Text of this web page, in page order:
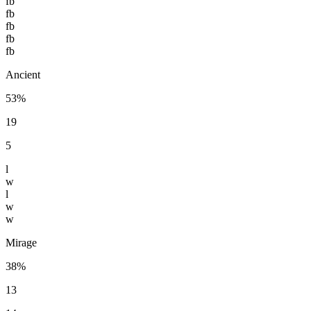
fb
fb
fb
fb
Ancient
53%
19
5
l
w
l
w
w
Mirage
38%
13